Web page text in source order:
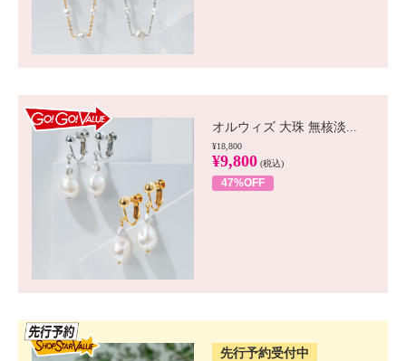
オルウィズ 大珠 無核淡...
¥18,800
¥9,800 (税込)
47%OFF
先行予約受付中